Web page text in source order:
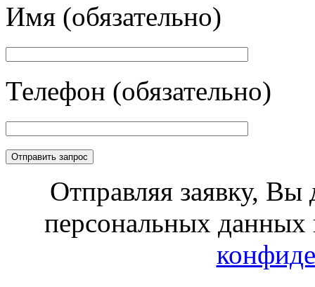
Имя (обязательно)
Телефон (обязательно)
Отправляя заявку, Вы
персональных данных